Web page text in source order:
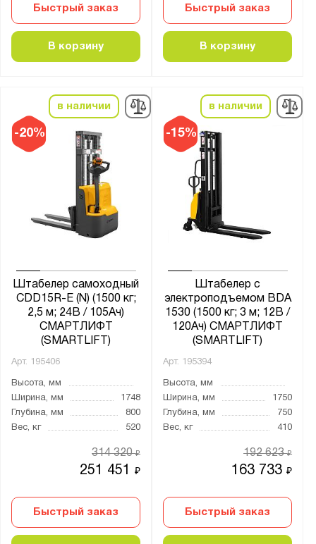
Быстрый заказ
В корзину
Быстрый заказ
В корзину
-20%
в наличии
Штабелер самоходный
CDD15R-E (N) (1500 кг;
2,5 м; 24В / 105Ач)
СМАРТЛИФТ
(SMARTLIFT)
Арт. 195406
Высота, мм
Ширина, мм
1748
Глубина, мм
800
Вес, кг
520
251 451₽
314 320₽
Быстрый заказ
-15%
в наличии
Штабелер с
электроподъемом BDA
1530 (1500 кг; 3 м; 12В /
120Ач) СМАРТЛИФТ
(SMARTLIFT)
Арт. 195394
Высота, мм
Ширина, мм
1750
Глубина, мм
750
Вес, кг
410
163 733₽
192 623₽
Быстрый заказ